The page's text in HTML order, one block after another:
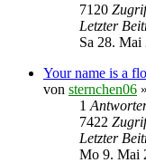
7120
Letzter
Sa 28. Mai
Your name is a
von sternchen06 »
1
7422
Letzter
Mo 9. Mai